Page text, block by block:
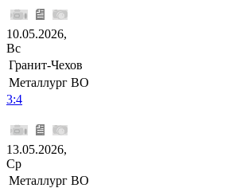
10.05.2026,
Вс
Гранит-Чехов
Металлург ВО
3:4
13.05.2026,
Ср
Металлург ВО